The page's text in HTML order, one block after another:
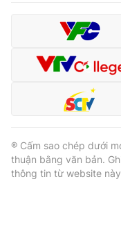
Nguyễn Trọng Ninh
Ðiện thoại Thời báo
toasoan@vtv.vn
Liên hệ quảng cáo:
® Cấm sao chép dưới
thuận bằng văn bản.
thông tin từ website